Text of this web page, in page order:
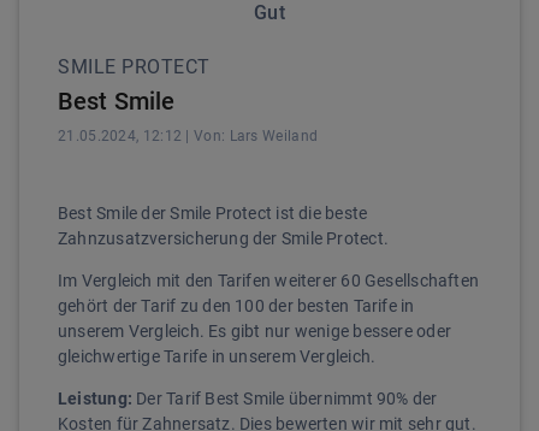
Gut
SMILE PROTECT
Best Smile
21.05.2024, 12:12 | Von: Lars Weiland
Best Smile der Smile Protect ist die beste
Zahnzusatzversicherung der Smile Protect.
Im Vergleich mit den Tarifen weiterer 60 Gesellschaften
gehört der Tarif zu den 100 der besten Tarife in
unserem Vergleich. Es gibt nur wenige bessere oder
gleichwertige Tarife in unserem Vergleich.
Leistung: Der Tarif Best Smile übernimmt 90% der
Kosten für Zahnersatz. Dies bewerten wir mit sehr gut.